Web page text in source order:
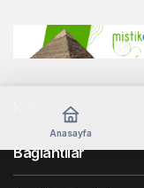
Anasayfa
Kurumsal
Bağlantılar